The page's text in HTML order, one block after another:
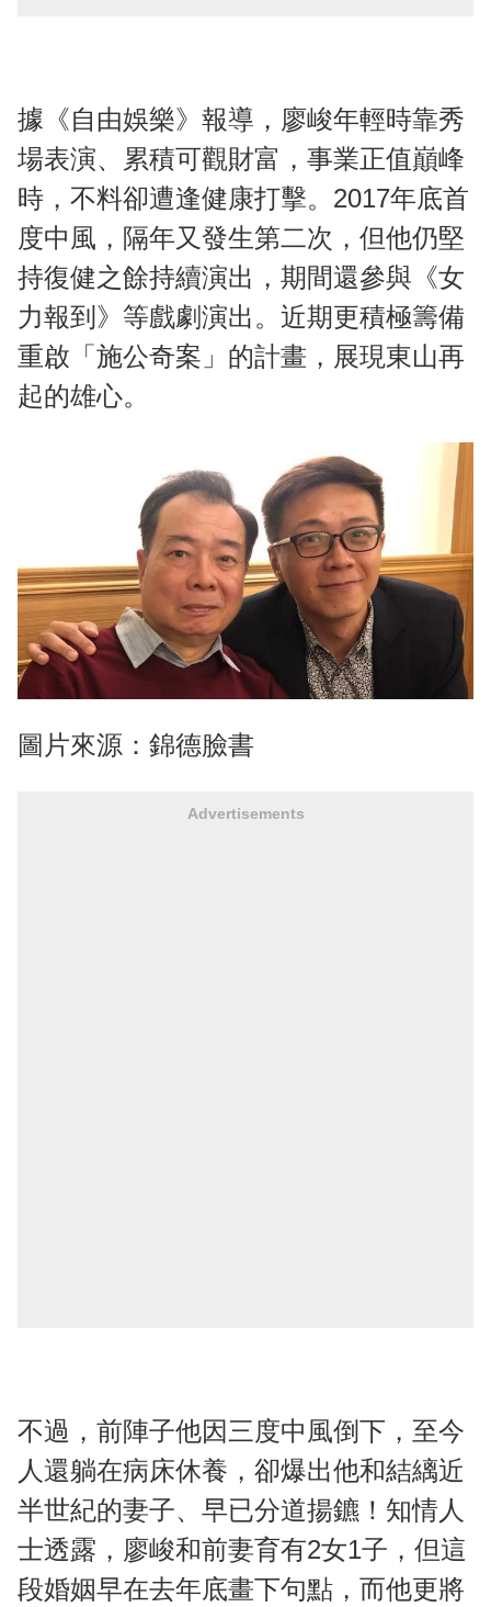
據《自由娛樂》報導，廖峻年輕時靠秀
場表演、累積可觀財富，事業正值巔峰
時，不料卻遭逢健康打擊。2017年底首
度中風，隔年又發生第二次，但他仍堅
持復健之餘持續演出，期間還參與《女
力報到》等戲劇演出。近期更積極籌備
重啟「施公奇案」的計畫，展現東山再
起的雄心。
圖片來源：錦德臉書
Advertisements
不過，前陣子他因三度中風倒下，至今
人還躺在病床休養，卻爆出他和結縭近
半世紀的妻子、早已分道揚鑣！知情人
士透露，廖峻和前妻育有2女1子，但這
段婚姻早在去年底畫下句點，而他更將